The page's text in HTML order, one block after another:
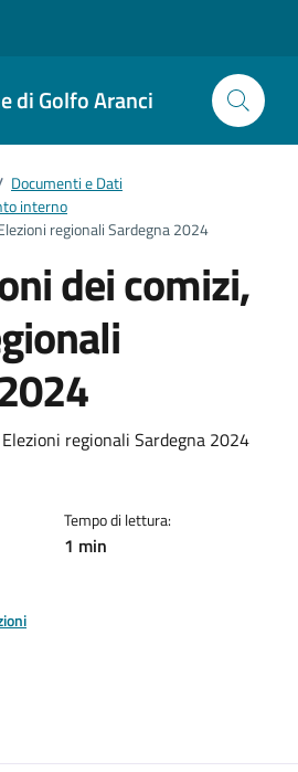
di Golfo Aranci
Documenti e Dati
interno
regionali Sardegna 2024
dei comizi,
regionali Sardegna 2024
Tempo di lettura:
1 min